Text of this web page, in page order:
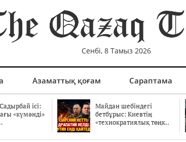
Сенбі, 8 Тамыз 2026
Азаматтық қоғам Сараптама
ісі:
«күмәнді»
Майдан шебіндегі
бетбұрыс: Киевтің
«технократиялық төңк..